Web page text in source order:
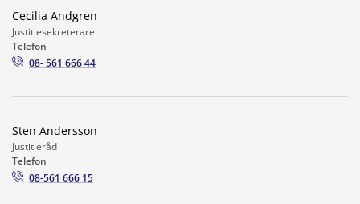
Cecilia Andgren
Justitiesekreterare
Telefon
08- 561 666 44
Sten Andersson
Justitieråd
Telefon
08-561 666 15